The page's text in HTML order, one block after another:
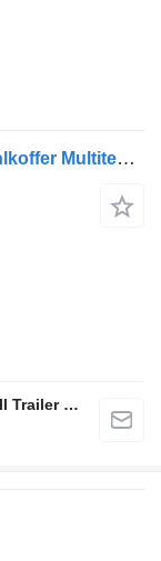
Schmitz Cargobull Auflieger TiefkÃŒhlkoffer Multitemp Double deck
Schmitz Cargobull Danmark A/S - Cargobull Trailer Store